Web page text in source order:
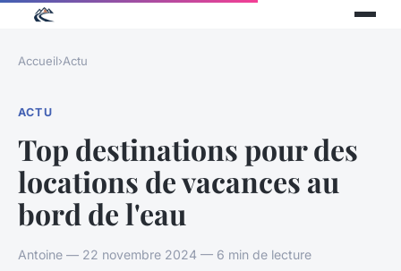
Accueil›Actu
ACTU
Top destinations pour des
locations de vacances au
bord de l'eau
Antoine — 22 novembre 2024 — 6 min de lecture